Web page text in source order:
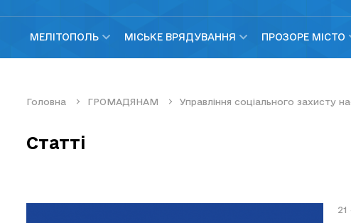
МЕЛІТОПОЛЬ МІСЬКЕ ВРЯДУВАННЯ ПРОЗОРЕ МІСТО
Головна ГРОМАДЯНАМ Управління соціального захисту
Статті
21